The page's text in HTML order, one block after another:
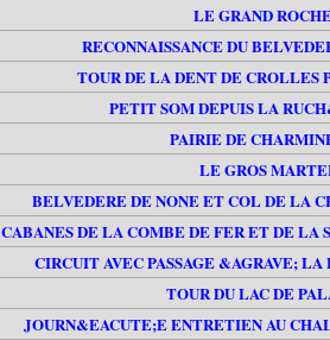
LE GRAND
RECONNAISSANCE DU
TOUR DE LA DENT DE CROLLES
PETIT SOM DEPUIS LA
PAIRIE DE
LE GROS
BELVEDERE DE NONE ET COL DE LA
CABANES DE LA COMBE DE FER ET DE LA
CIRCUIT AVEC PASSAGE &AGRAVE;
TOUR DU LAC DE
JOURN&EACUTE;E ENTRETIEN AU